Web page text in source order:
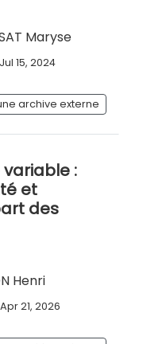
Maryse
Jul 15, 2024
archive externe
:
et
des
Henri
Apr 21, 2026